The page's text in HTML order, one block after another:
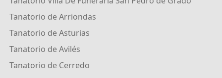
Tanatorio de Arriondas
Tanatorio de Asturias
Tanatorio de Avilés
Tanatorio de Cerredo